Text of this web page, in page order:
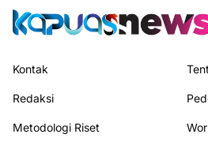
Kontak
Redaksi
Metodologi Riset